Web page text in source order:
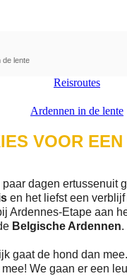
de lente
VOOR
paar dagen ertussenuit
en het liefst een verblijf
Ardennes-Etape aan
Belgische Ardennen.
gaat de hond dan
We gaan er een